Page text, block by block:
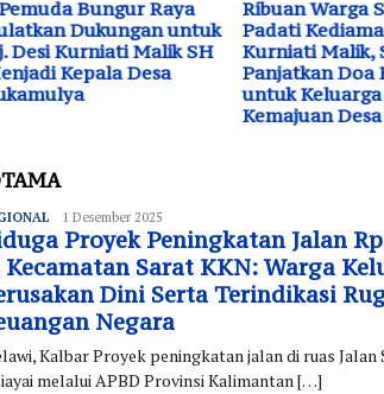
Bungur Raya
Dukungan untuk
Desi Kurniati Malik SH
Kepala Desa
Ribuan Warga
Padati
Kurniati Malik,
Panjatkan Doa
untuk
Kemajuan Desa
Redaksi
1 Desember 2025
Proyek Peningkatan Jalan
Kecamatan Sarat KKN: Warga
Dini Serta Terindikasi
Negara
Kalbar Proyek peningkatan jalan di ruas Jalan
melalui APBD Provinsi Kalimantan […]